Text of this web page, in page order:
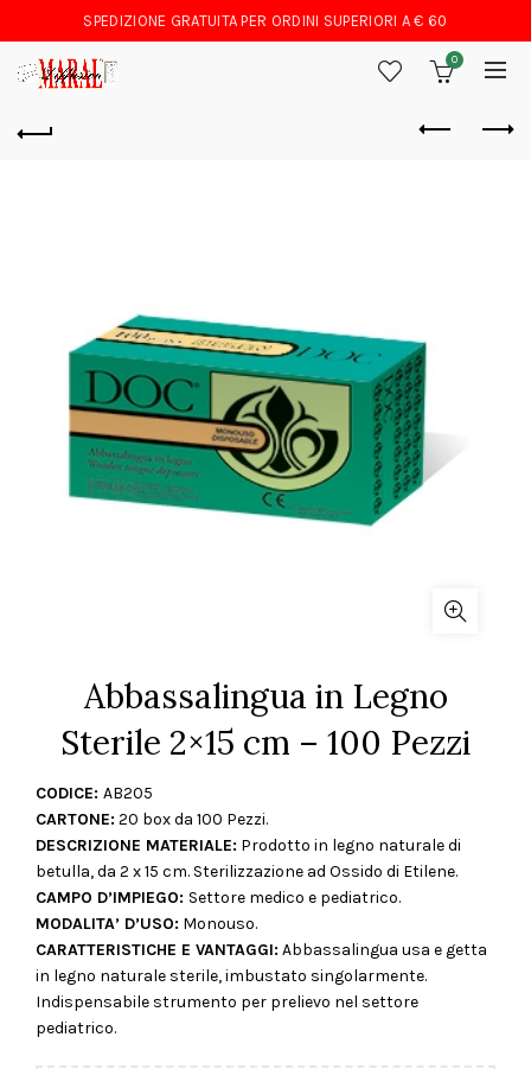
SPEDIZIONE GRATUITA PER ORDINI SUPERIORI A € 60
0
Abbassalingua in Legno
Sterile 2×15 cm – 100 Pezzi
CODICE: AB205
CARTONE: 20 box da 100 Pezzi.
DESCRIZIONE MATERIALE: Prodotto in legno naturale di
betulla, da 2 x 15 cm. Sterilizzazione ad Ossido di Etilene.
CAMPO D’IMPIEGO: Settore medico e pediatrico.
MODALITA’ D’USO: Monouso.
CARATTERISTICHE E VANTAGGI: Abbassalingua usa e getta
in legno naturale sterile, imbustato singolarmente.
Indispensabile strumento per prelievo nel settore
pediatrico.